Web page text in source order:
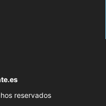
reservados